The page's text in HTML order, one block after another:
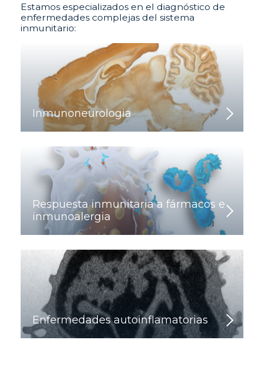
Estamos especializados en el diagnóstico de
enfermedades complejas del sistema
inmunitario:
Inmunoneurologia
Respuesta inmunitaria a fármacos e
inmunoalergia
Enfermedades autoinflamatorias